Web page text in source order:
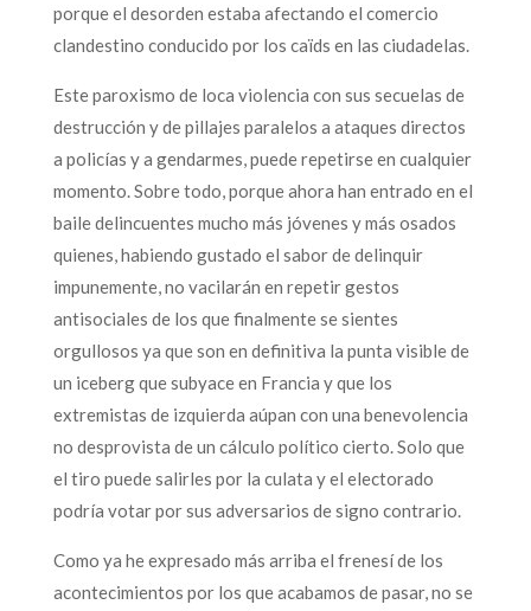
porque el desorden estaba afectando el comercio
clandestino conducido por los caïds en las ciudadelas.
Este paroxismo de loca violencia con sus secuelas de
destrucción y de pillajes paralelos a ataques directos
a policías y a gendarmes, puede repetirse en cualquier
momento. Sobre todo, porque ahora han entrado en el
baile delincuentes mucho más jóvenes y más osados
quienes, habiendo gustado el sabor de delinquir
impunemente, no vacilarán en repetir gestos
antisociales de los que finalmente se sientes
orgullosos ya que son en definitiva la punta visible de
un iceberg que subyace en Francia y que los
extremistas de izquierda aúpan con una benevolencia
no desprovista de un cálculo político cierto. Solo que
el tiro puede salirles por la culata y el electorado
podría votar por sus adversarios de signo contrario.
Como ya he expresado más arriba el frenesí de los
acontecimientos por los que acabamos de pasar, no se